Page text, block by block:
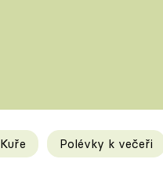
Kuře Polévky k večeři